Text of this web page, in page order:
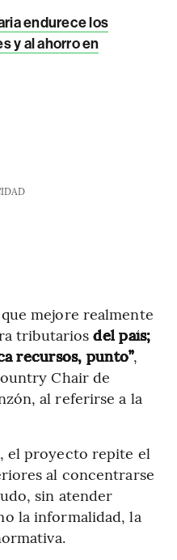
endurece los
y al ahorro en
mejore realmente
tributariosdel país;
recursos, punto”,
Chair de
al referirse a la
el proyecto repite el
al concentrarse
sin atender
la informalidad, la